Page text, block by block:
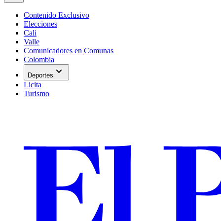
Contenido Exclusivo
Elecciones
Cali
Valle
Comunicadores en Comunas
Colombia
Deportes expand_more
Licita
Turismo